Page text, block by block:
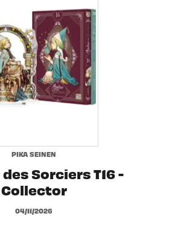
PIKA SEINEN
Sorciers T16 -
Collector
04/11/2026